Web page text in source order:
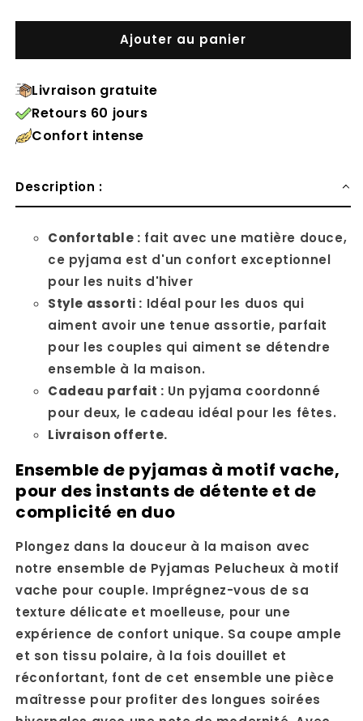
Ajouter au panier
Livraison gratuite
Retours 60 jours
Confort intense
Description :
Confortable : fait avec une matière douce,
ce pyjama est d'un confort exceptionnel
pour les nuits d'hiver
Style assorti : Idéal pour les duos qui
aiment avoir une tenue assortie, parfait
pour les couples qui aiment se détendre
ensemble à la maison.
Cadeau parfait : Un pyjama coordonné
pour deux, le cadeau idéal pour les fêtes.
Livraison offerte.
Ensemble de pyjamas à motif vache,
pour des instants de détente et de
complicité en duo
Plongez dans la douceur à la maison avec
notre ensemble de Pyjamas Pelucheux à motif
vache pour couple. Imprégnez-vous de sa
texture délicate et moelleuse, pour une
expérience de confort unique. Sa coupe ample
et son tissu polaire, à la fois douillet et
réconfortant, font de cet ensemble une pièce
maîtresse pour profiter des longues soirées